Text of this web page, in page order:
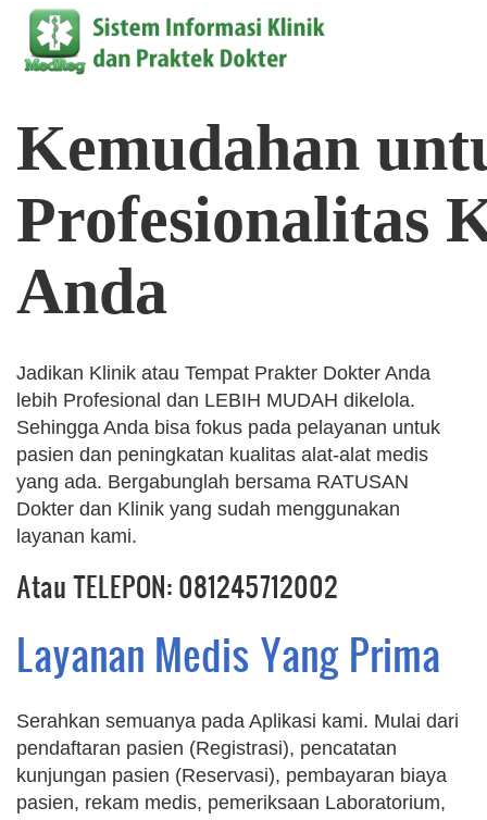
Kemudahan
Profesionalitas
Anda
Jadikan Klinik atau Tempat Prakter Dokter Anda
lebih Profesional dan LEBIH MUDAH dikelola.
Sehingga Anda bisa fokus pada pelayanan untuk
pasien dan peningkatan kualitas alat-alat medis
yang ada. Bergabunglah bersama RATUSAN
Dokter dan Klinik yang sudah menggunakan
layanan kami.
Atau TELEPON: 081245712002
Layanan Medis Yang Prima
Serahkan semuanya pada Aplikasi kami. Mulai dari
pendaftaran pasien (Registrasi), pencatatan
kunjungan pasien (Reservasi), pembayaran biaya
pasien, rekam medis, pemeriksaan Laboratorium,